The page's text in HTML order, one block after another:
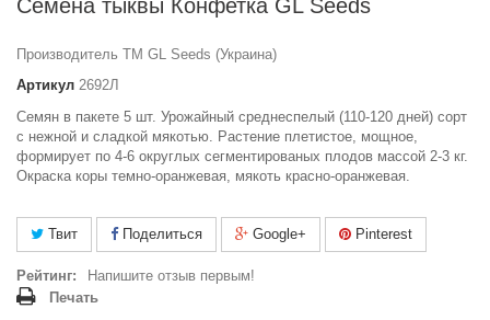
Семена тыквы Конфетка GL Seeds
Производитель ТМ GL Seeds (Украина)
Артикул 2692Л
Семян в пакете 5 шт. Урожайный среднеспелый (110-120 дней) сорт
с нежной и сладкой мякотью. Растение плетистое, мощное,
формирует по 4-6 округлых сегментированых плодов массой 2-3 кг.
Окраска коры темно-оранжевая, мякоть красно-оранжевая.
Твит Поделиться Google+ Pinterest
Рейтинг:
Напишите отзыв первым!
Печать